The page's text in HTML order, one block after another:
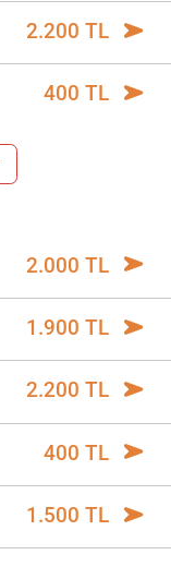
2.200 TL
400 TL
2.000 TL
1.900 TL
2.200 TL
400 TL
1.500 TL